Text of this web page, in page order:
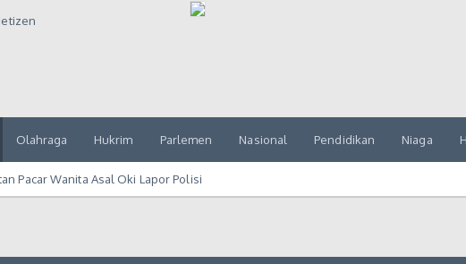
Olahraga Hukrim Parlemen Nasional Pendidikan Niaga
Pacar Wanita Asal Oki Lapor Polisi